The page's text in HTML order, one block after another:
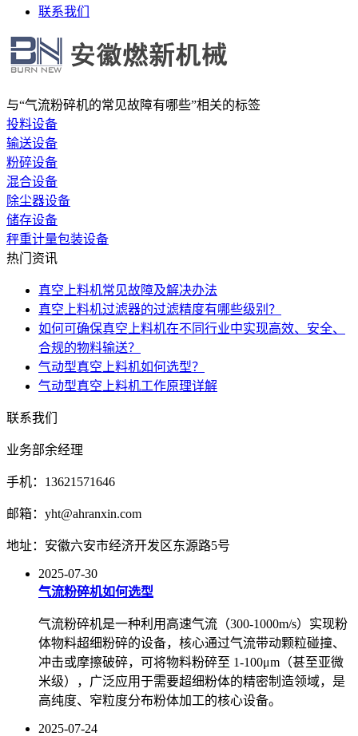
联系我们
与“气流粉碎机的常见故障有哪些”相关的标签
投料设备
输送设备
粉碎设备
混合设备
除尘器设备
储存设备
秤重计量包装设备
热门资讯
真空上料机常见故障及解决办法
真空上料机过滤器的过滤精度有哪些级别？
如何可确保真空上料机在不同行业中实现高效、安全、
合规的物料输送？
气动型真空上料机如何选型？
气动型真空上料机工作原理详解
联系我们
业务部余经理
手机：13621571646
邮箱：yht@ahranxin.com
地址：安徽六安市经济开发区东源路5号
2025-07-30
气流粉碎机如何选型
气流粉碎机是一种利用高速气流（300-1000m/s）实现粉
体物料超细粉碎的设备，核心通过气流带动颗粒碰撞、
冲击或摩擦破碎，可将物料粉碎至 1-100μm（甚至亚微
米级），广泛应用于需要超细粉体的精密制造领域，是
高纯度、窄粒度分布粉体加工的核心设备。
2025-07-24